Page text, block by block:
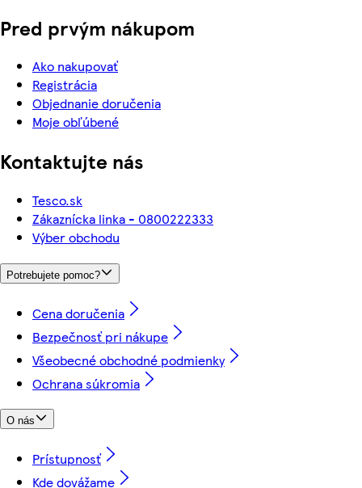
Pred prvým nákupom
Ako nakupovať
Registrácia
Objednanie doručenia
Moje obľúbené
Kontaktujte nás
Tesco.sk
Zákaznícka linka - 0800222333
Výber obchodu
Potrebujete pomoc?
Cena doručenia
Bezpečnosť pri nákupe
Všeobecné obchodné podmienky
Ochrana súkromia
O nás
Prístupnosť
Kde dovážame